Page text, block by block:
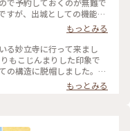
立寺 #
すが、出城としての機能が
を警戒していたかよくわか
石川
もっとみる
る妙立寺に行って来まし
もこじんまりした印象で
の構造に脱帽しました。
る場所です。人が多くて、
まいました(笑) 見学には予
もっとみる